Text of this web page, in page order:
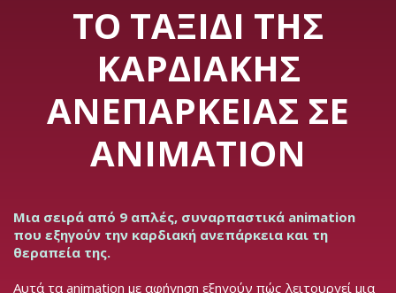
ΤΟ ΤΑΞΊΔΙ ΤΗΣ
ΚΑΡΔΙΑΚΉΣ
ΑΝΕΠΆΡΚΕΙΑΣ ΣΕ
ANIMATION
Μια σειρά από 9 απλές, συναρπαστικά animation
που εξηγούν την καρδιακή ανεπάρκεια και τη
θεραπεία της.
Αυτά τα animation με αφήγηση εξηγούν πώς λειτουργεί μια